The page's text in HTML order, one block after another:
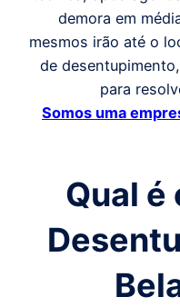
demora em
mesmos irão até o
de
para
Somos uma
Qual é